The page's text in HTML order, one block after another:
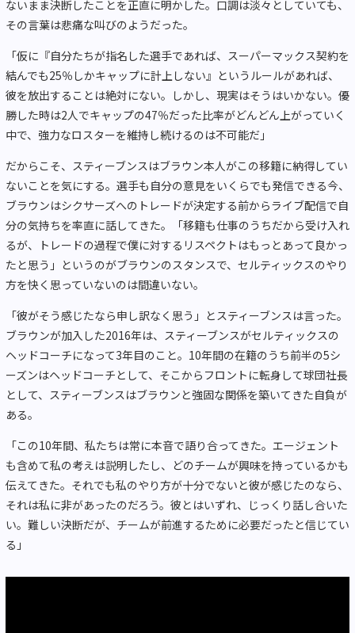
ないまま決断したことを正直に明かした。口調は淡々としていても、
その言葉は悲痛な叫びのようだった。
「仮に『自分たちが指名した選手であれば、スーパーマックス契約を
結んでも25％しかキャップに計上しない』というルールがあれば、
彼を放出することは絶対にない。しかし、現実はそうはいかない。優
勝した時は2人でキャップの47％だった比率がどんどん上がっていく
中で、強力なロスターを維持し続けるのは不可能だ」
だからこそ、スティーブンスはブラウン本人がこの移籍に納得してい
ないことを気にする。選手も自分の意見をいくらでも発信できる今、
ブラウンはシクサーズへのトレードが決定する前からライブ配信で自
分の気持ちを率直に話してきた。「移籍も仕事のうちだから受け入れ
るが、トレードの過程で僕に対するリスペクトはもっとあって良かっ
たと思う」というのがブラウンのスタンスで、セルティックスのやり
方を快く思っていないのは間違いない。
「彼がそう感じたなら申し訳なく思う」とスティーブンスは言った。
ブラウンが加入した2016年は、スティーブンスがセルティックスの
ヘッドコーチになって3年目のこと。10年間の在籍のうち前半の5シ
ーズンはヘッドコーチとして、そこからフロントに転身して球団社長
として、スティーブンスはブラウンと強固な関係を築いてきた自負が
ある。
「この10年間、私たちは常に本音で語り合ってきた。エージェント
も含めて私の考えは説明したし、どのチームが興味を持っているかも
伝えてきた。それでも私のやり方が十分でないと彼が感じたのなら、
それは私に非があったのだろう。彼とはいずれ、じっくり話し合いた
い。難しい決断だが、チームが前進するために必要だったと信じてい
る」